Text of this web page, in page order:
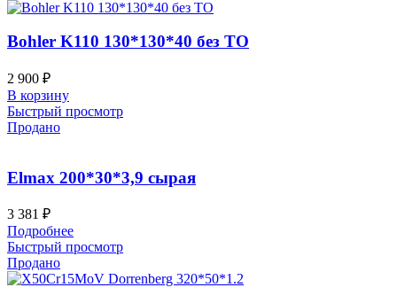
Bohler K110 130*130*40 без ТО
2 900 ₽
В корзину
Быстрый просмотр
Продано
Elmax 200*30*3,9 сырая
3 381 ₽
Подробнее
Быстрый просмотр
Продано